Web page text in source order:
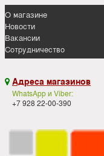
О магазине
Новости
Вакансии
Сотрудничество
 Адреса магазинов
WhatsApp и Viber:
+7 928 22-00-390